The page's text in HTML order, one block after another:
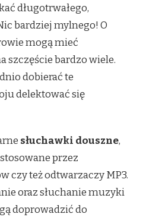
długotrwałego,
bardziej mylnego! O
mogą mieć
szczęście bardzo wiele.
dobierać te
delektować się
słuchawki douszne,
przez
czy też odtwarzaczy MP3.
oraz słuchanie muzyki
doprowadzić do